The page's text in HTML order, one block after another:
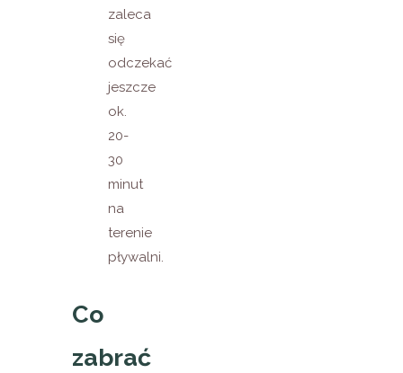
zaleca
się
odczekać
jeszcze
ok.
20-
30
minut
na
terenie
pływalni.
Co
zabrać